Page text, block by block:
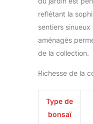
reflétant la
sentiers
aménagés
de la collection.
Richesse de la
Type de
bonsaï